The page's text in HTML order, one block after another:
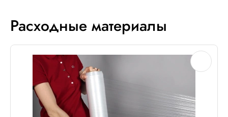
Расходные материалы